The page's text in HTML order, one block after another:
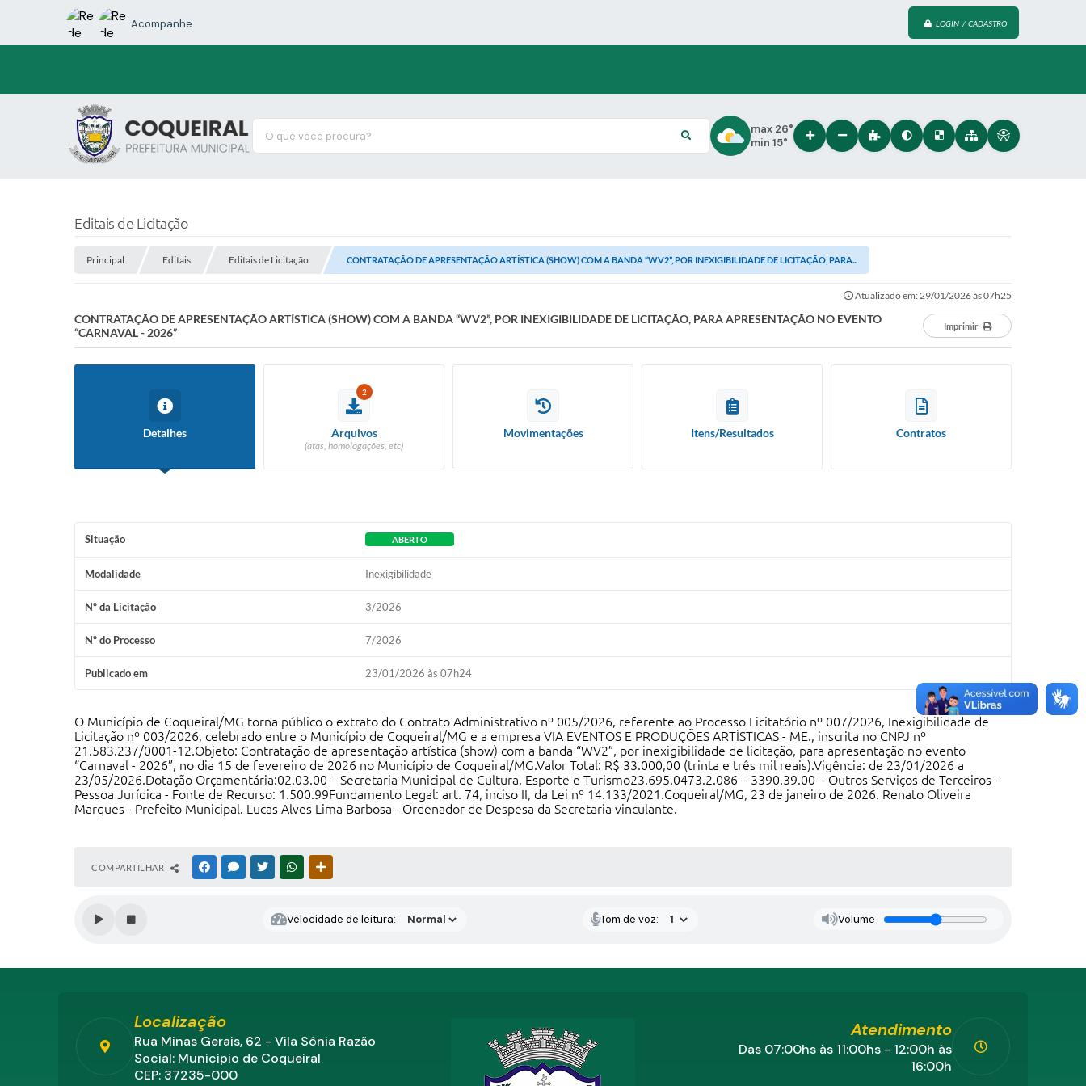
LOGIN / CADASTRO
O que voce procura?
Acompanhe
max 26°
min 15°
Editais de Licitação
Principal Editais Editais de Licitação CONTRATAÇÃO DE APRESENTAÇÃO ARTÍSTICA (SHOW) COM A BANDA “WV2”, POR INEXIGIBILIDADE DE LICITAÇÃO, PARA...
Atualizado em: 29/01/2026 às 07h25
CONTRATAÇÃO DE APRESENTAÇÃO ARTÍSTICA (SHOW) COM A BANDA “WV2”, POR INEXIGIBILIDADE DE LICITAÇÃO, PARA APRESENTAÇÃO NO EVENTO
“CARNAVAL - 2026”
Imprimir
Detalhes
2
Arquivos
(atas, homologações, etc)
Movimentações Itens/Resultados Contratos
Situação ABERTO
Modalidade Inexigibilidade
Nº da Licitação 3/2026
Nº do Processo 7/2026
Publicado em 23/01/2026 às 07h24
O Município de Coqueiral/MG torna público o extrato do Contrato Administrativo nº 005/2026, referente ao Processo Licitatório nº 007/2026, Inexigibilidade de
Licitação nº 003/2026, celebrado entre o Município de Coqueiral/MG e a empresa VIA EVENTOS E PRODUÇÕES ARTÍSTICAS - ME., inscrita no CNPJ nº
21.583.237/0001-12.Objeto: Contratação de apresentação artística (show) com a banda “WV2”, por inexigibilidade de licitação, para apresentação no evento
“Carnaval - 2026”, no dia 15 de fevereiro de 2026 no Município de Coqueiral/MG.Valor Total: R$ 33.000,00 (trinta e três mil reais).Vigência: de 23/01/2026 a
23/05/2026.Dotação Orçamentária:02.03.00 – Secretaria Municipal de Cultura, Esporte e Turismo23.695.0473.2.086 – 3390.39.00 – Outros Serviços de Terceiros –
Pessoa Jurídica - Fonte de Recurso: 1.500.99Fundamento Legal: art. 74, inciso II, da Lei nº 14.133/2021.Coqueiral/MG, 23 de janeiro de 2026. Renato Oliveira
Marques - Prefeito Municipal. Lucas Alves Lima Barbosa - Ordenador de Despesa da Secretaria vinculante.
COMPARTILHAR FACEBOOKMESSENGER
TWITTERWHATSAPP
Velocidade de leitura: Tom de voz: Volume
Localização
Rua Minas Gerais, 62 - Vila Sônia Razão
Social: Municipio de Coqueiral
CEP: 37235-000
Atendimento
Das 07:00hs às 11:00hs - 12:00h às
16:00h